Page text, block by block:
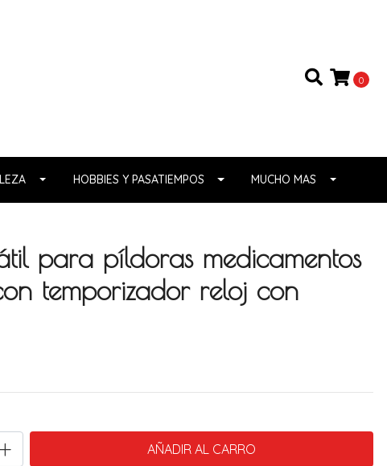
0
HOBBIES Y PASATIEMPOS MUCHO MAS
para píldoras medicamentos
temporizador reloj con
+